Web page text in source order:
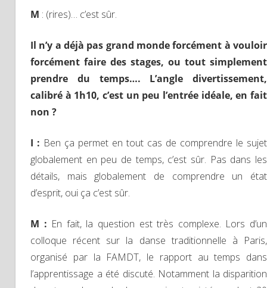
M : (rires)… c’est sûr.
Il n’y a déjà pas grand monde forcément à vouloir
forcément faire des stages, ou tout simplement
prendre du temps…. L’angle divertissement,
calibré à 1h10, c’est un peu l’entrée idéale, en fait
non ?
I : Ben ça permet en tout cas de comprendre le sujet
globalement en peu de temps, c’est sûr. Pas dans les
détails, mais globalement de comprendre un état
d’esprit, oui ça c’est sûr.
M : En fait, la question est très complexe. Lors d’un
colloque récent sur la danse traditionnelle à Paris,
organisé par la FAMDT, le rapport au temps dans
l’apprentissage a été discuté. Notamment la disparition